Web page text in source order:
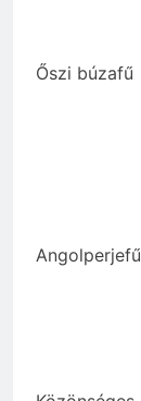
Őszi búzafű
Angolperjefű